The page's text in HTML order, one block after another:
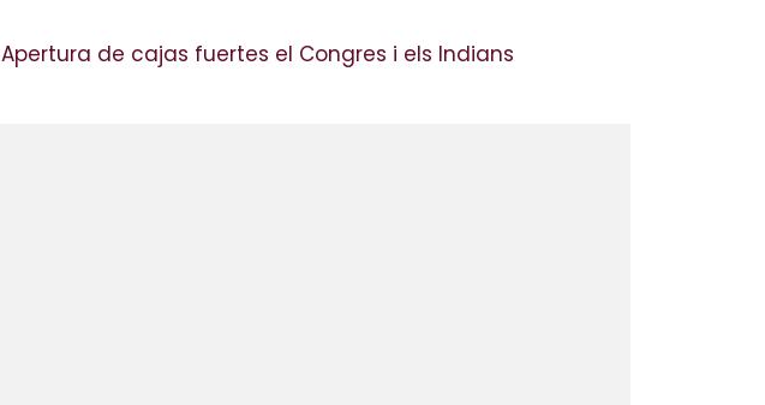
Apertura de cajas fuertes el Congres i els Indians